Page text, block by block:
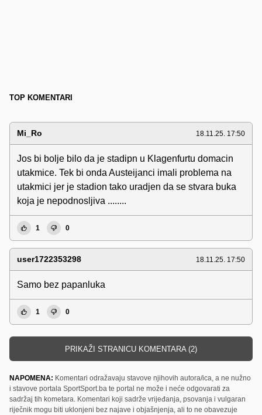
TOP KOMENTARI
Mi_Ro 18.11.25. 17:50
Jos bi bolje bilo da je stadipn u Klagenfurtu domacin
utakmice. Tek bi onda Austeijanci imali problema na
utakmici jer je stadion tako uradjen da se stvara buka
koja je nepodnosljiva ........
1 0
user1722353298 18.11.25. 17:50
Samo bez papanluka
1 0
PRIKAŽI STRANICU KOMENTARA (2)
NAPOMENA: Komentari odražavaju stavove njihovih autora/ica, a ne nužno
i stavove portala SportSport.ba te portal ne može i neće odgovarati za
sadržaj tih kometara. Komentari koji sadrže vrijeđanja, psovanja i vulgaran
riječnik mogu biti uklonjeni bez najave i objašnjenja, ali to ne obavezuje